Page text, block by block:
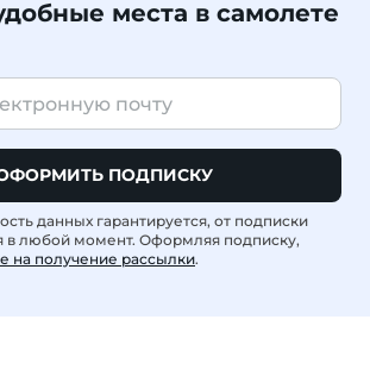
места в самолете
ПОДПИСКУ
данных гарантируется, от подписки
в любой момент. Оформляя подписку,
на получение рассылки.